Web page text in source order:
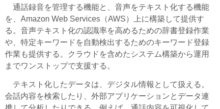
通話録音を管理する機能と、音声をテキスト化する機能
を、Amazon Web Services（AWS）上に構築して提供す
る。音声テキスト化の認識率を高めるための辞書登録作業
や、特定キーワードを自動検出するためのキーワード登録
作業も提供する。クラウドを含めたシステム構築から運用
までワンストップで支援する。
テキスト化したデータは、デジタル情報として扱える。
会話内容を検索したり、外部アプリケーションとデータ連